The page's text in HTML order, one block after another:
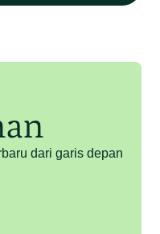
dari garis depan